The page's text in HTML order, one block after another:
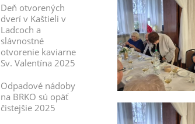
Deň otvorených
dverí v Kaštieli v
Ladcoch a
slávnostné
otvorenie kaviarne
Sv. Valentína 2025
Odpadové nádoby
na BRKO sú opäť
čistejšie 2025